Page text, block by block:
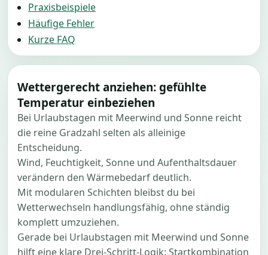
Praxisbeispiele
Häufige Fehler
Kurze FAQ
Wettergerecht anziehen: gefühlte
Temperatur einbeziehen
Bei Urlaubstagen mit Meerwind und Sonne reicht
die reine Gradzahl selten als alleinige
Entscheidung.
Wind, Feuchtigkeit, Sonne und Aufenthaltsdauer
verändern den Wärmebedarf deutlich.
Mit modularen Schichten bleibst du bei
Wetterwechseln handlungsfähig, ohne ständig
komplett umzuziehen.
Gerade bei Urlaubstagen mit Meerwind und Sonne
hilft eine klare Drei-Schritt-Logik: Startkombination